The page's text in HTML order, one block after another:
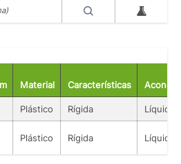
Material Características
Plástico Rígida Líquido
Plástico Rígida Líquido